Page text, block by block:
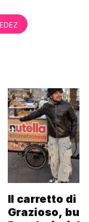
Il carretto di
Grazioso,